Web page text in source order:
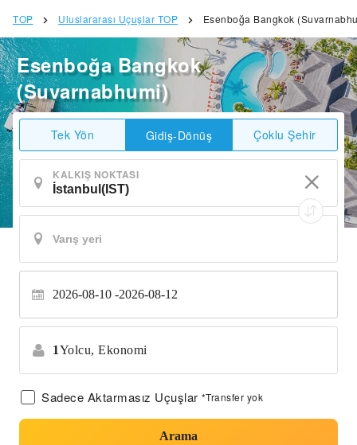
TOP Uluslararası Uçuşlar TOP Esenboğa Bangkok
Esenboğa Bangkok
(Suvarnabhumi)
Tek Yön Gidiş-Dönüş Çoklu Şehir
KALKIŞ NOKTASI
2026-08-10 2026-08-12
1Yolcu, Ekonomi
Sadece Aktarmasız Uçuşlar *Transfer yok
Arama